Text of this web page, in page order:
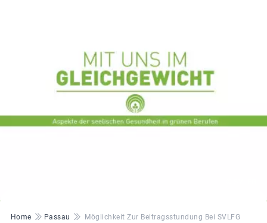
Pfadnavigation
Home Passau Möglichkeit Zur Beitragsstundung Bei SVLFG